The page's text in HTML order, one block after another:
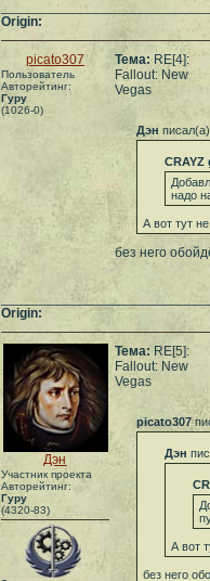
Origin:
picato307
Пользователь
Авторейтинг:
Гуру
(1026-0)
Тема: RE[4]:
Fallout: New
Vegas
Дэн писал(а)
CRAYZ
надо
А вот тут
без него
Origin:
Дэн
Участник проекта
Авторейтинг:
Гуру
(4320-83)
Тема: RE[5]:
Fallout: New
Vegas
picato307
Дэн
А вот
без него